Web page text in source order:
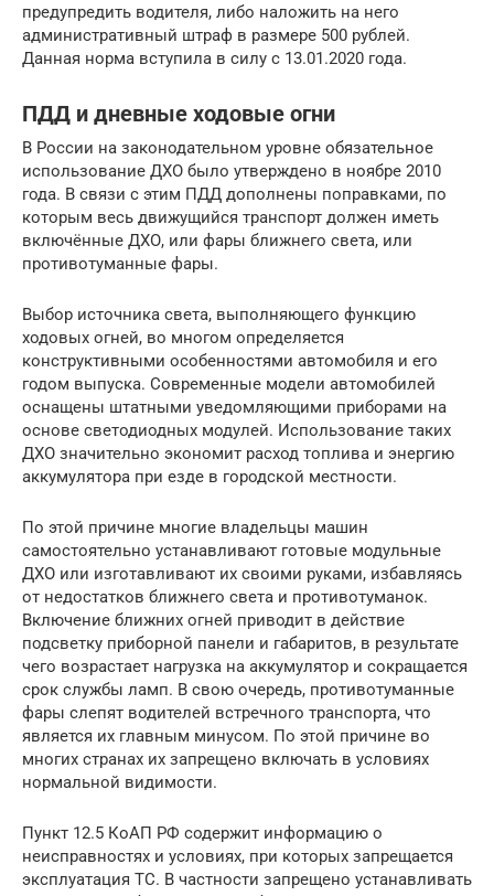
предупредить водителя, либо наложить на него
административный штраф в размере 500 рублей.
Данная норма вступила в силу с 13.01.2020 года.
ПДД и дневные ходовые огни
В России на законодательном уровне обязательное
использование ДХО было утверждено в ноябре 2010
года. В связи с этим ПДД дополнены поправками, по
которым весь движущийся транспорт должен иметь
включённые ДХО, или фары ближнего света, или
противотуманные фары.
Выбор источника света, выполняющего функцию
ходовых огней, во многом определяется
конструктивными особенностями автомобиля и его
годом выпуска. Современные модели автомобилей
оснащены штатными уведомляющими приборами на
основе светодиодных модулей. Использование таких
ДХО значительно экономит расход топлива и энергию
аккумулятора при езде в городской местности.
По этой причине многие владельцы машин
самостоятельно устанавливают готовые модульные
ДХО или изготавливают их своими руками, избавляясь
от недостатков ближнего света и противотуманок.
Включение ближних огней приводит в действие
подсветку приборной панели и габаритов, в результате
чего возрастает нагрузка на аккумулятор и сокращается
срок службы ламп. В свою очередь, противотуманные
фары слепят водителей встречного транспорта, что
является их главным минусом. По этой причине во
многих странах их запрещено включать в условиях
нормальной видимости.
Пункт 12.5 КоАП РФ содержит информацию о
неисправностях и условиях, при которых запрещается
эксплуатация ТС. В частности запрещено устанавливать